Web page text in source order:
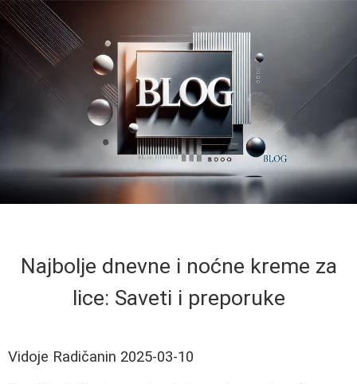
Najbolje dnevne i noćne kreme za
lice: Saveti i preporuke
Vidoje Radičanin 2025-03-10